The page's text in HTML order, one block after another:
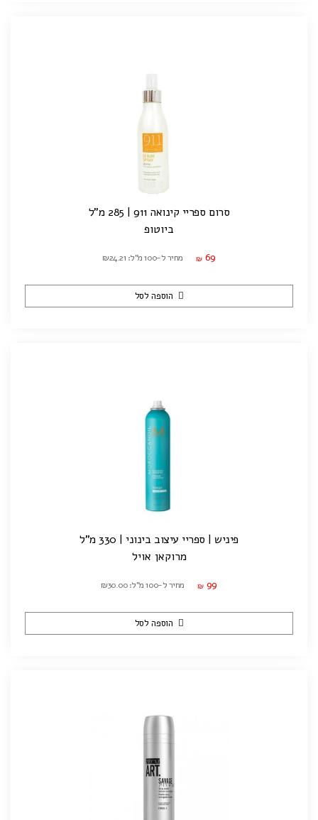
סרום ספריי קינואה 911 | 285 מ"ל
ביוטופ
₪ 69 מחיר ל-100 מ"ל: ₪24.21
הוספה לסל
פיניש | ספריי עיצוב בינוני | 330 מ"ל
מרוקאן אויל
₪ 99 מחיר ל-100 מ"ל: ₪30.00
הוספה לסל